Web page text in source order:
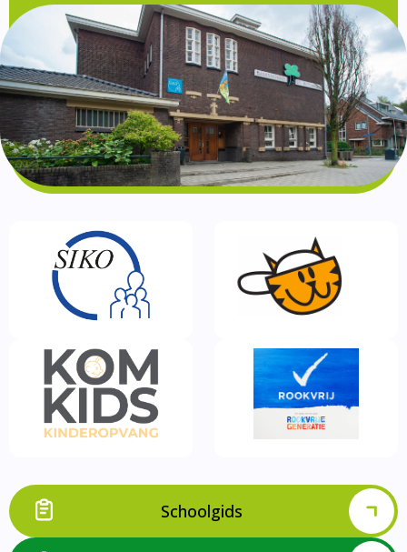
Schoolgids
Gezonde school
Kinderopvang
BSO
Routebeschrijving
Privacy
Schoolgids